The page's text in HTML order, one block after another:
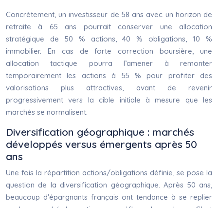
Concrètement, un investisseur de 58 ans avec un horizon de
retraite à 65 ans pourrait conserver une allocation
stratégique de 50 % actions, 40 % obligations, 10 %
immobilier. En cas de forte correction boursière, une
allocation tactique pourra l’amener à remonter
temporairement les actions à 55 % pour profiter des
valorisations plus attractives, avant de revenir
progressivement vers la cible initiale à mesure que les
marchés se normalisent.
Diversification géographique : marchés
développés versus émergents après 50
ans
Une fois la répartition actions/obligations définie, se pose la
question de la diversification géographique. Après 50 ans,
beaucoup d’épargnants français ont tendance à se replier